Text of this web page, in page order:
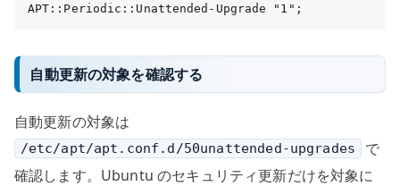
APT::Periodic::Unattended-Upgrade "1";
自動更新の対象を確認する
自動更新の対象は
/etc/apt/apt.conf.d/50unattended-upgrades
で
確認します。Ubuntu のセキュリティ更新だけを対象に